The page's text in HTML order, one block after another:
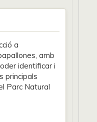
a
amb
identificar i
principals
Parc Natural